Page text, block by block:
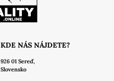
KDE NÁS NÁJDETE?
926 01 Sereď,
Slovensko